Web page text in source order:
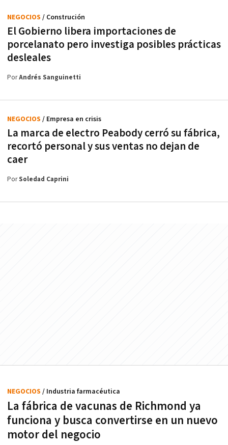
El Gobierno libera importaciones de
porcelanato pero investiga posibles prácticas
desleales
NEGOCIOS / Construción
PorAndrés Sanguinetti
La marca de electro Peabody cerró su fábrica,
recortó personal y sus ventas no dejan de
caer
NEGOCIOS / Empresa en crisis
PorSoledad Caprini
La fábrica de vacunas de Richmond ya
funciona y busca convertirse en un nuevo
motor del negocio
NEGOCIOS / Industria farmacéutica